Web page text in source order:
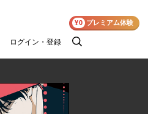
ログイン・登録
検
¥0 プレミアム体験